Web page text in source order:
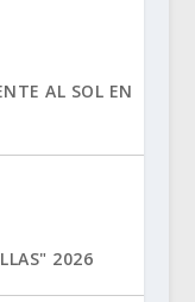
AL SOL EN
2026